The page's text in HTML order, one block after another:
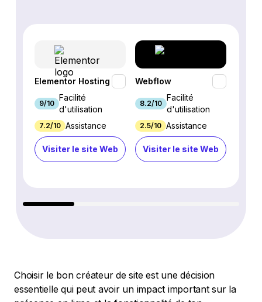
Elementor Hosting
9/10
Facilité
d'utilisation
7.2/10 Assistance
Visiter le site Web
Webflow
8.2/10
Facilité
d'utilisation
2.5/10 Assistance
Visiter le site Web
Choisir le bon créateur de site est une décision
essentielle qui peut avoir un impact important sur la